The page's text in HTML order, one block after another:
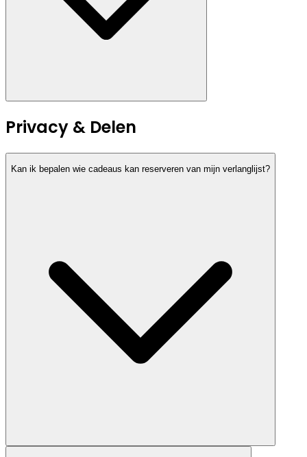
Privacy & Delen
Kan ik bepalen wie cadeaus kan reserveren van mijn verlanglijst?